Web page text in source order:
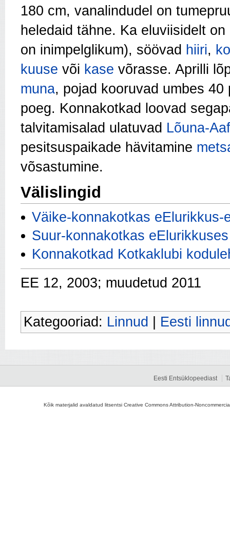
180 cm, vanalindudel on
heledaid tähne. Ka eluviisidelt
on inimpelglikum), söövad hiiri,
kuuse või kase võrasse. Aprilli
muna, pojad kooruvad umbes
poeg. Konnakotkad loovad
talvitamisalad ulatuvad Lõuna-
pesitsuspaikade hävitamine
võsastumine.
Välislingid
Väike-konnakotkas eElurikkus-
Suur-konnakotkas eElurikkuses
Konnakotkad Kotkaklubi
EE 12, 2003; muudetud 2011
Kategooriad: Linnud Eesti
Eesti Entsüklopeediast
Kõik materjalid avaldatud litsentsi Creative Commons Attribution-